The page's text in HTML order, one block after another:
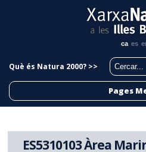
ca es
Què és Natura 2000? >>
Pages
ES5310103 Àrea